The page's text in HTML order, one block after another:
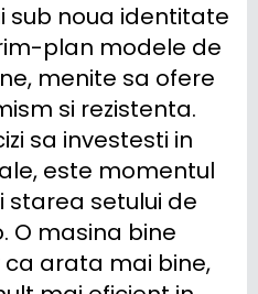
sub noua identitate
plan modele de
menite sa ofere
si rezistenta.
sa investesti in
este momentul
starea setului de
O masina bine
arata mai bine,